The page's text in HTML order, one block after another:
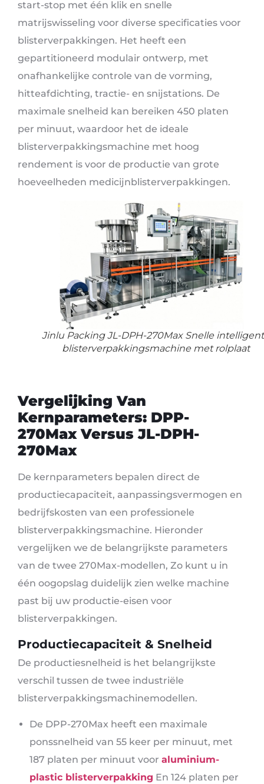
start-stop met één klik en snelle
matrijswisseling voor diverse specificaties voor
blisterverpakkingen. Het heeft een
gepartitioneerd modulair ontwerp, met
onafhankelijke controle van de vorming,
hitteafdichting, tractie- en snijstations. De
maximale snelheid kan bereiken 450 platen
per minuut, waardoor het de ideale
blisterverpakkingsmachine met hoog
rendement is voor de productie van grote
hoeveelheden medicijnblisterverpakkingen.
Jinlu Packing JL-DPH-270Max Snelle
blisterverpakkingsmachine met rolplaat
Vergelijking Van
Kernparameters: DPP-
270Max Versus JL-DPH-
270Max
De kernparameters bepalen direct de
productiecapaciteit, aanpassingsvermogen en
bedrijfskosten van een professionele
blisterverpakkingsmachine. Hieronder
vergelijken we de belangrijkste parameters
van de twee 270Max-modellen, Zo kunt u in
één oogopslag duidelijk zien welke machine
past bij uw productie-eisen voor
blisterverpakkingen.
Productiecapaciteit & Snelheid
De productiesnelheid is het belangrijkste
verschil tussen de twee industriële
blisterverpakkingsmachinemodellen.
De DPP-270Max heeft een maximale
ponssnelheid van 55 keer per minuut, met
187 platen per minuut voor aluminium-
plastic blisterverpakking En 124 platen per